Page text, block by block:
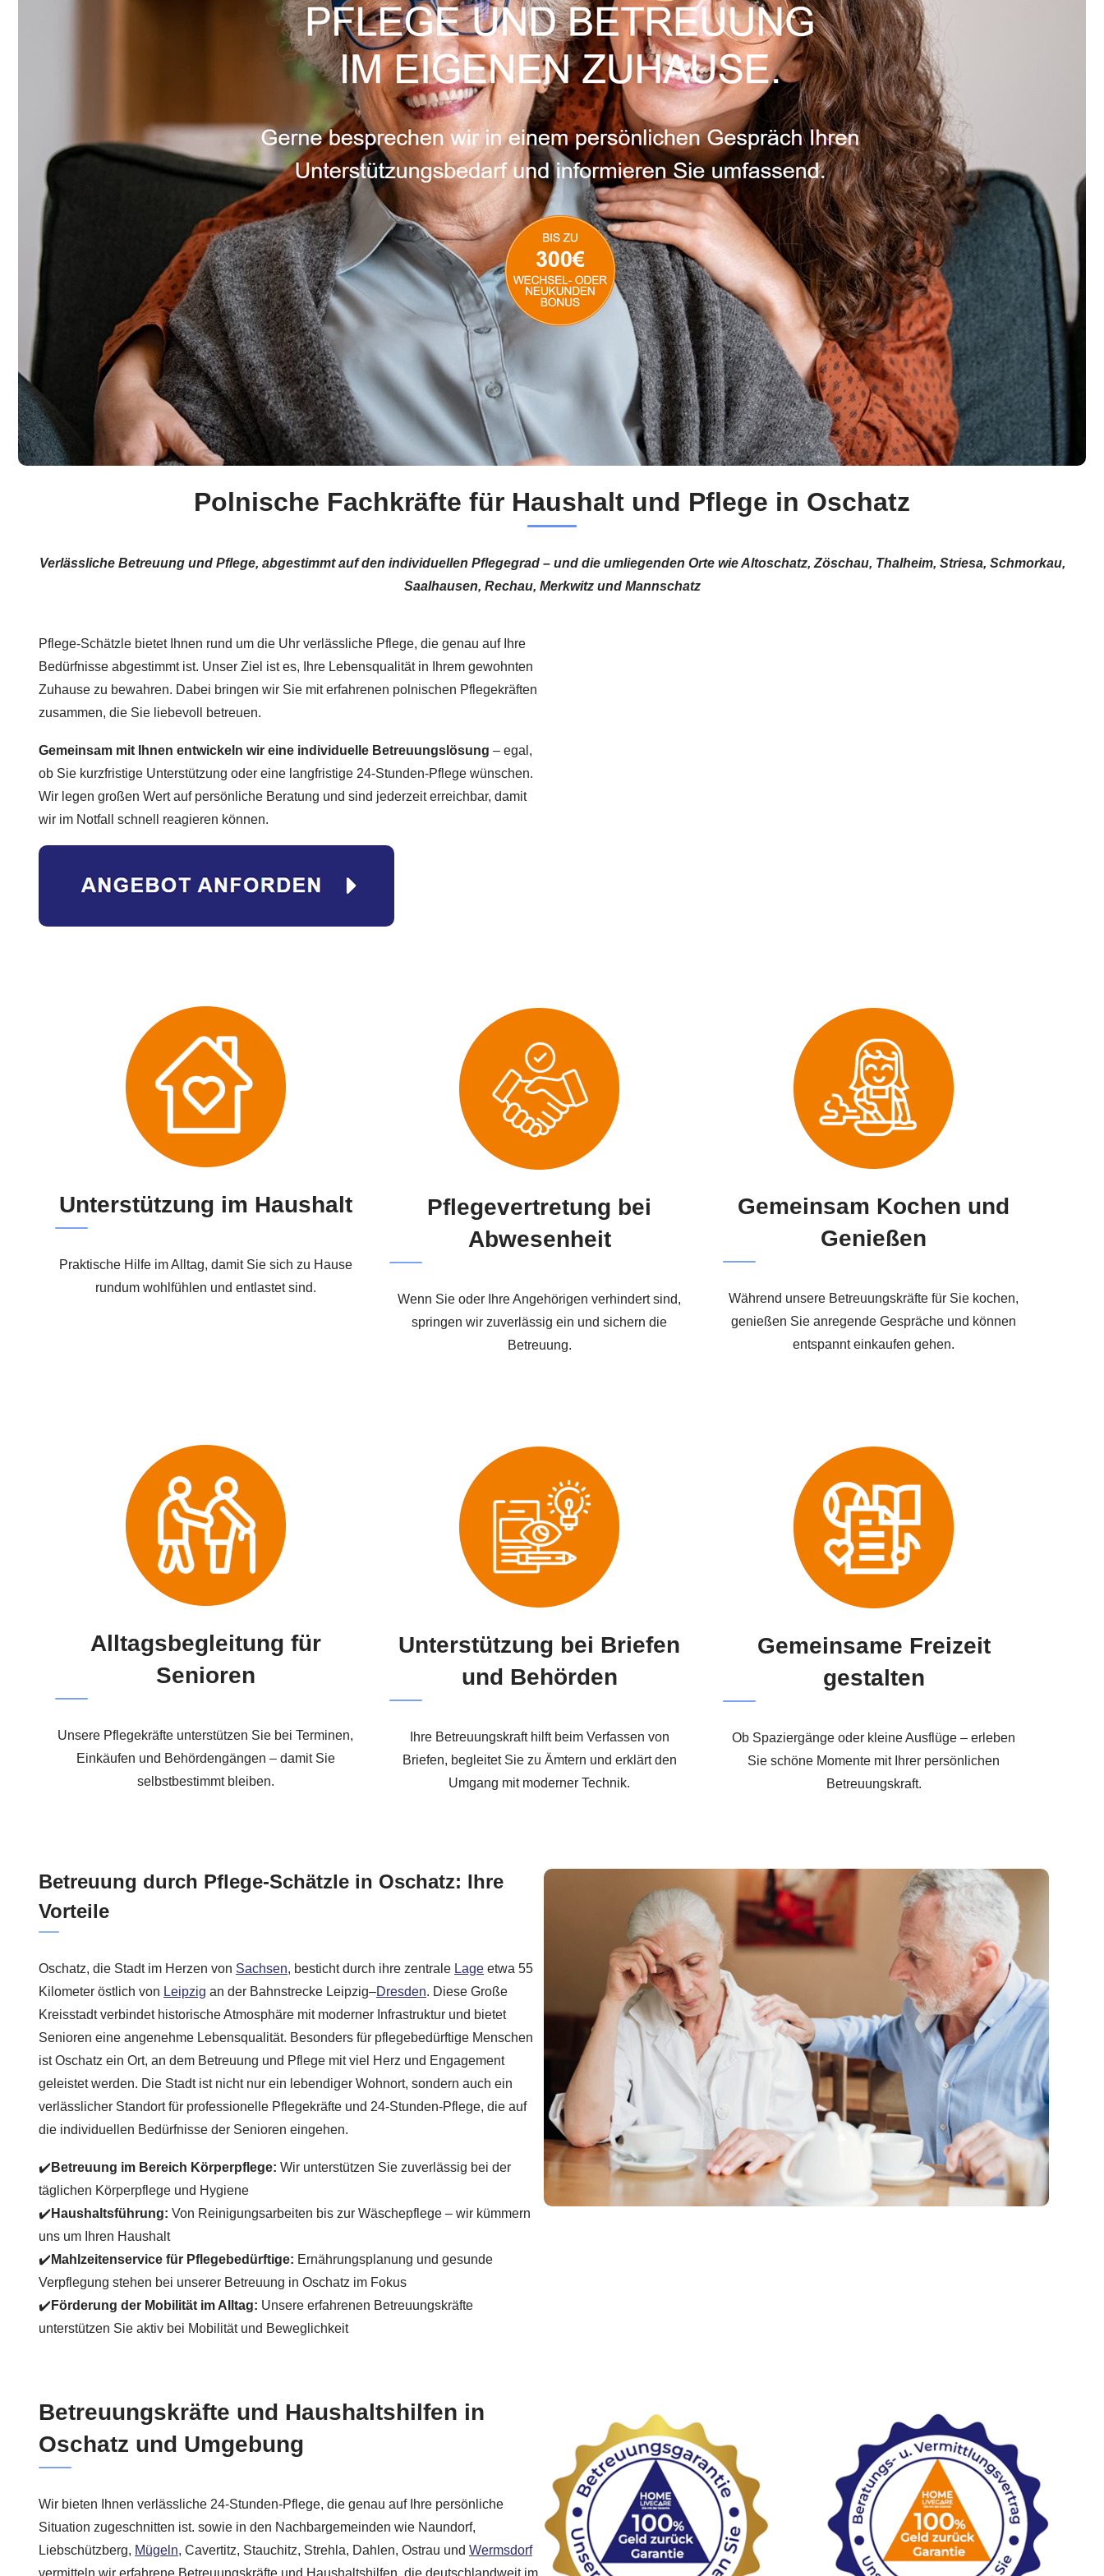
Polnische Fachkräfte für Haushalt und Pflege in Oschatz
Verlässliche Betreuung und Pflege, abgestimmt auf den individuellen Pflegegrad – und die umliegenden Orte wie Altoschatz, Zöschau, Thalheim, Striesa, Schmorkau,
Saalhausen, Rechau, Merkwitz und Mannschatz
Pflege-Schätzle bietet Ihnen rund um die Uhr verlässliche Pflege, die genau auf Ihre
Bedürfnisse abgestimmt ist. Unser Ziel ist es, Ihre Lebensqualität in Ihrem gewohnten
Zuhause zu bewahren. Dabei bringen wir Sie mit erfahrenen polnischen Pflegekräften
zusammen, die Sie liebevoll betreuen.
Gemeinsam mit Ihnen entwickeln wir eine individuelle Betreuungslösung – egal,
ob Sie kurzfristige Unterstützung oder eine langfristige 24-Stunden-Pflege wünschen.
Wir legen großen Wert auf persönliche Beratung und sind jederzeit erreichbar, damit
wir im Notfall schnell reagieren können.
Unterstützung im Haushalt
Praktische Hilfe im Alltag, damit Sie sich zu Hause
rundum wohlfühlen und entlastet sind.
Pflegevertretung bei
Abwesenheit
Wenn Sie oder Ihre Angehörigen verhindert sind,
springen wir zuverlässig ein und sichern die
Betreuung.
Gemeinsam Kochen und
Genießen
Während unsere Betreuungskräfte für Sie kochen,
genießen Sie anregende Gespräche und können
entspannt einkaufen gehen.
Alltagsbegleitung für
Senioren
Unsere Pflegekräfte unterstützen Sie bei Terminen,
Einkäufen und Behördengängen – damit Sie
selbstbestimmt bleiben.
Unterstützung bei Briefen
und Behörden
Ihre Betreuungskraft hilft beim Verfassen von
Briefen, begleitet Sie zu Ämtern und erklärt den
Umgang mit moderner Technik.
Gemeinsame Freizeit
gestalten
Ob Spaziergänge oder kleine Ausflüge – erleben
Sie schöne Momente mit Ihrer persönlichen
Betreuungskraft.
Betreuung durch Pflege-Schätzle in Oschatz: Ihre
Vorteile
Oschatz, die Stadt im Herzen von Sachsen, besticht durch ihre zentrale Lage etwa 55
Kilometer östlich von Leipzig an der Bahnstrecke Leipzig–Dresden. Diese Große
Kreisstadt verbindet historische Atmosphäre mit moderner Infrastruktur und bietet
Senioren eine angenehme Lebensqualität. Besonders für pflegebedürftige Menschen
ist Oschatz ein Ort, an dem Betreuung und Pflege mit viel Herz und Engagement
geleistet werden. Die Stadt ist nicht nur ein lebendiger Wohnort, sondern auch ein
verlässlicher Standort für professionelle Pflegekräfte und 24-Stunden-Pflege, die auf
die individuellen Bedürfnisse der Senioren eingehen.
✔️ Betreuung im Bereich Körperpflege: Wir unterstützen Sie zuverlässig bei der
täglichen Körperpflege und Hygiene
✔️ Haushaltsführung: Von Reinigungsarbeiten bis zur Wäschepflege – wir kümmern
uns um Ihren Haushalt
✔️ Mahlzeitenservice für Pflegebedürftige: Ernährungsplanung und gesunde
Verpflegung stehen bei unserer Betreuung in Oschatz im Fokus
✔️ Förderung der Mobilität im Alltag: Unsere erfahrenen Betreuungskräfte
unterstützen Sie aktiv bei Mobilität und Beweglichkeit
Betreuungskräfte und Haushaltshilfen in
Oschatz und Umgebung
Wir bieten Ihnen verlässliche 24-Stunden-Pflege, die genau auf Ihre persönliche
Situation zugeschnitten ist. sowie in den Nachbargemeinden wie Naundorf,
Liebschützberg, Mügeln, Cavertitz, Stauchitz, Strehla, Dahlen, Ostrau und Wermsdorf
vermitteln wir erfahrene Betreuungskräfte und Haushaltshilfen, die deutschlandweit im